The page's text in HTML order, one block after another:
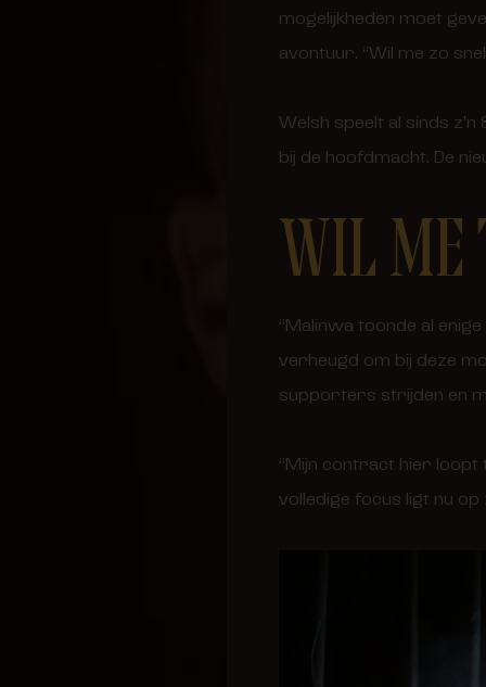
mogelijkheden moet
avontuur. “Wil me zo
Welsh speelt al sinds
bij de hoofdmacht. De
WIL ME
“Malinwa toonde al
verheugd om bij deze
supporters strijden en
“Mijn contract hier loopt
volledige focus ligt nu op